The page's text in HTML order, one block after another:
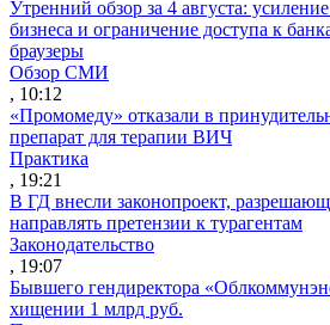
Утренний обзор за 4 августа:
бизнеса и ограничение доступа к
браузеры
Обзор СМИ
, 10:12
«Промомеду» отказали в
препарат для терапии ВИЧ
Практика
, 19:21
В ГД внесли законопроект,
направлять претензии к турагентам
Законодательство
, 19:07
Бывшего гендиректора
хищении 1 млрд руб.